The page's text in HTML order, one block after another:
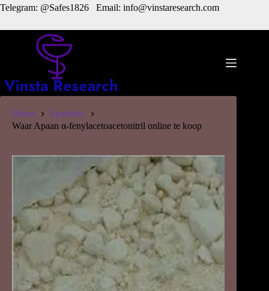
Skip
Telegram: @Safes1826 Email: info@vinstaresearch.com
Home
Synthetic
Waar Apaan α-fenylacetoacetonitril online te koop